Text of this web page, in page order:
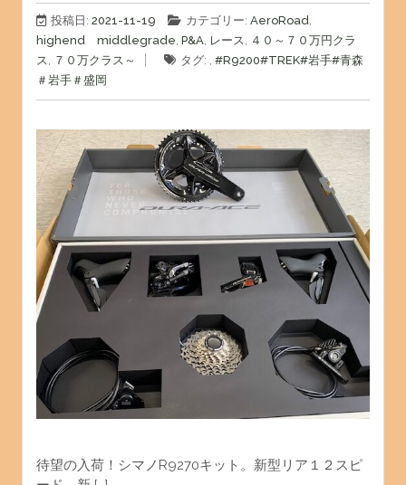
投稿日: 2021-11-19 カテゴリー: AeroRoad
highend middlegrade P&A レース
４０～７０万円クラ
ス
７０万クラス～ タグ: , #R9200#TREK#岩手#青森
＃岩手＃盛岡
待望の入荷！シマノR9270キット。新型リア１２スピ